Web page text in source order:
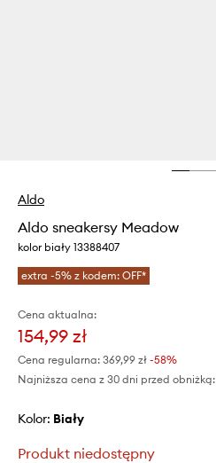
Aldo
Aldo sneakersy Meadow
kolor biały 13388407
extra -5% z kodem: OFF*
Cena aktualna:
154,99 zł
Cena regularna: 369,99 zł -58%
Najniższa cena z 30 dni przed obniżką:
Kolor: biały
Produkt niedostępny